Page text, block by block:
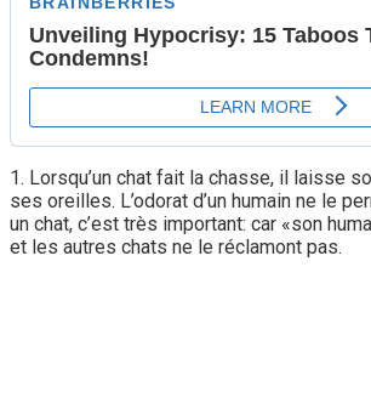
1. Lorsqu’un chat fait la chasse, il laisse
ses oreilles. L’odorat d’un humain ne le
un chat, c’est très important: car «son
et les autres chats ne le réclamont pas.